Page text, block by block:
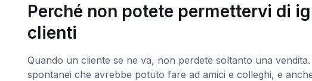
Perché non potete permettervi di
clienti
Quando un cliente se ne va, non perdete soltanto una
spontanei che avrebbe potuto fare ad amici e colleghi, e